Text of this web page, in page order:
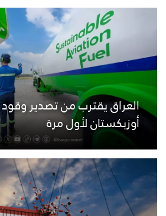
العراق يقترب من تصدير
أوزبكستان لأول مرة